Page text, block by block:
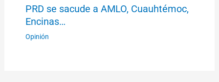
PRD se sacude a AMLO, Cuauhtémoc,
Encinas…
Opinión